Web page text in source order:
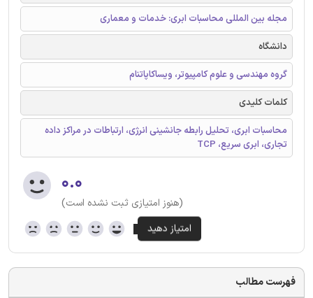
مجله بین المللی محاسبات ابری: خدمات و معماری
دانشگاه
گروه مهندسی و علوم کامپیوتر، ویساکاپاتنام
کلمات کلیدی
محاسبات ابری، تحلیل رابطه جانشینی انرژی، ارتباطات در مراکز داده
تجاری، ابری سریع، TCP
۰.۰
(هنوز امتیازی ثبت نشده است)
فهرست مطالب